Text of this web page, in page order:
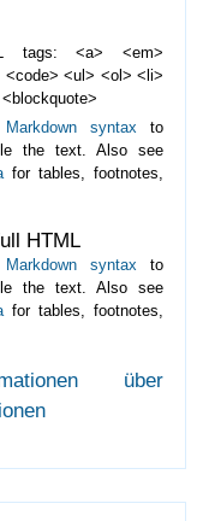
tags: <a> <em>
<code> <ul> <ol> <li>
Markdown syntax to
the text. Also see
for tables, footnotes,
HTML
Markdown syntax to
the text. Also see
for tables, footnotes,
über